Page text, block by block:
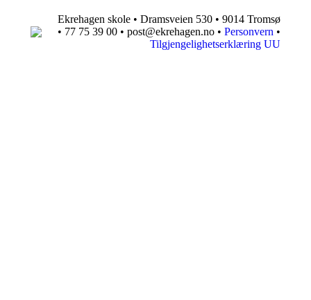
Ekrehagen skole • Dramsveien 530 • 9014 Tromsø
• 77 75 39 00 • post@ekrehagen.no • Personvern •
Tilgjengelighetserklæring UU